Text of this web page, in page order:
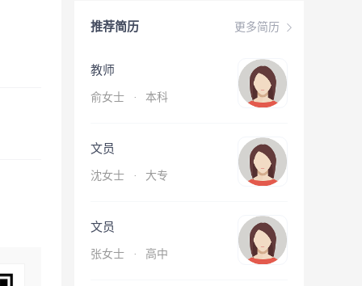
更多简历
推荐简历
教师
俞女士 · 本科
文员
沈女士 · 大专
文员
张女士 · 高中